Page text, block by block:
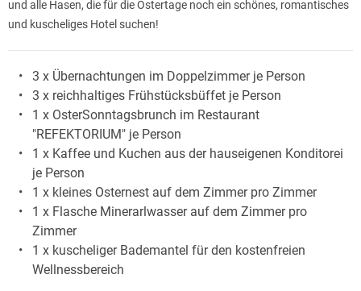
und alle Hasen, die für die Ostertage noch ein schönes, romantisches
und kuscheliges Hotel suchen!
3 x Übernachtungen im Doppelzimmer je Person
3 x reichhaltiges Frühstücksbüffet je Person
1 x OsterSonntagsbrunch im Restaurant
"REFEKTORIUM" je Person
1 x Kaffee und Kuchen aus der hauseigenen Konditorei
je Person
1 x kleines Osternest auf dem Zimmer pro Zimmer
1 x Flasche Minerarlwasser auf dem Zimmer pro
Zimmer
1 x kuscheliger Bademantel für den kostenfreien
Wellnessbereich